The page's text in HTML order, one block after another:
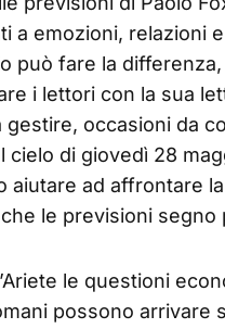
a emozioni, relazioni
può fare la
i lettori con la sua
gestire, occasioni da
cielo di giovedì 28
aiutare ad affrontare
le previsioni
le questioni
possono arrivare